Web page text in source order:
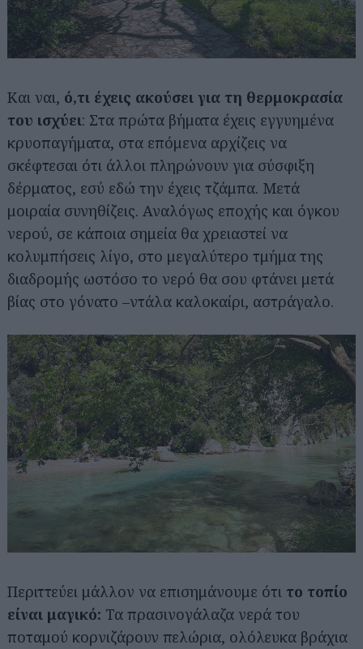
Και ναι, ό,τι έχεις ακούσει για τη θερμοκρασία
του ισχύει: Στα πρώτα βήματα έχεις εγγυημένα
κρυοπαγήματα, στα επόμενα αρχίζεις να
σκέφτεσαι ότι άλλοι πληρώνουν για σύσφιξη
δέρματος, εσύ εδώ την έχεις τζάμπα. Μετά
μοιραία συνηθίζεις. Αναλόγως εποχής και όγκου
νερού, σε κάποια σημεία θα χρειαστεί να
κολυμπήσεις λίγο, στο μεγαλύτερο τμήμα της
διαδρομής ωστόσο το νερό θα σου φτάνει μετά
βίας στο γόνατο –ντάλα καλοκαίρι, αστράγαλο.
Περιττεύει μάλλον να επισημάνουμε ότι το τοπίο
είναι μαγικό: Τα πρασινογάλαζα νερά του
ποταμού κορνιζάρουν πελώρια, ολόλευκα βράχια